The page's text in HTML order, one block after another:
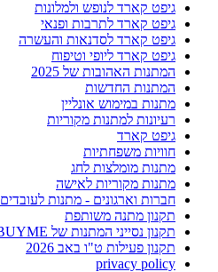
גיפט קארד לנופש ולמלונות
גיפט קארד לתרבות ופנאי
גיפט קארד לסדנאות והעשרה
גיפט קארד ליופי וטיפוח
המתנות האהובות של 2025
המתנות החדשות
מתנות במימוש אונליין
רעיונות למתנות מקוריות
גיפט קארד
חוויות משפחתיות
מתנות מומלצות לחג
מתנות מקוריות לאישה
חברות וארגונים - מתנות לעובדים
תקנון מתנה משותפת
תקנון נסייני המתנות של BUYME
תקנון פעילות ט"ו באב 2026
privacy policy